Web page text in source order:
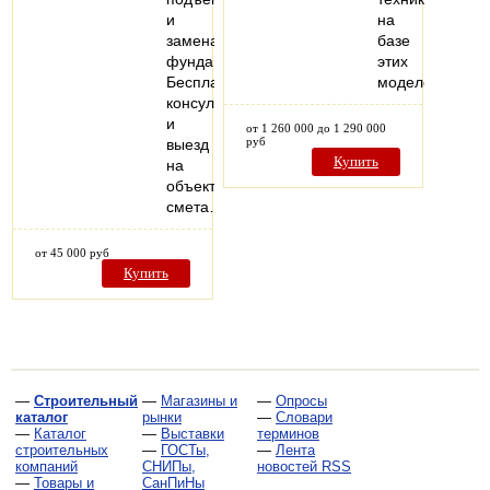
и
замена
фундамента.
Бесплатная
консультация
и
выезд
на
объект,
смета…
от 45 000 руб
Купить
на
базе
этих
моделей
от 1 260 000 до 1 290 000
руб
Купить
— Строительный
каталог
— Каталог
строительных
компаний
— Товары и
— Магазины и
рынки
— Выставки
— ГОСТы,
СНИПы,
СанПиНы
— Опросы
— Словари
терминов
— Лента
новостей RSS